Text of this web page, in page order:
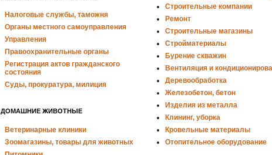
Налоговые службы, таможня
Органы местного самоуправления
Управления
Правоохранительные органы
Регистрация актов гражданского
состояния
Суды, прокуратура, милиция
ДОМАШНИЕ ЖИВОТНЫЕ
Ветеринарные клиники
Зоомагазины, товары для животных
Строительные компании
Ремонт
Строительные магазины
Стройматериалы
Бурение скважин
Вентиляция и
Деревообработка
Железобетон, бетон
Изделия из металла
Клининг, уборка
Кровельные материалы
Отопительное оборудование